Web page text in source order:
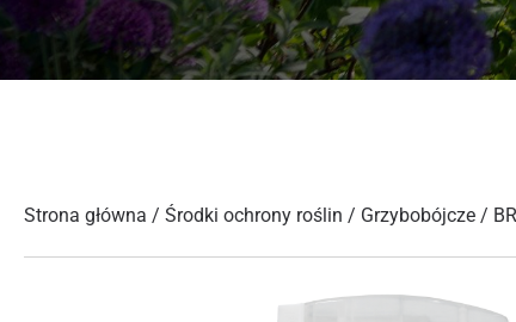
Strona główna / Środki ochrony roślin / Grzybobójcze /